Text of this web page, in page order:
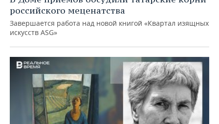
российского меценатства
Завершается работа над новой книгой «Квартал изящных
искусств ASG»